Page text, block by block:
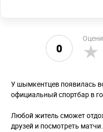
0
У шымкентцев появилась
официальный спортбар в
Любой житель сможет
друзей и посмотреть матчи.